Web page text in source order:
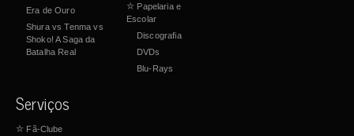
Era de Ouro
Shura vs Tenma vs
Shoko! A Saga da
Batalha Real
☆ Papelaria e
Escolar
Discografia
DVDs
Blu-Rays
Serviços
☆ Fã-Clube